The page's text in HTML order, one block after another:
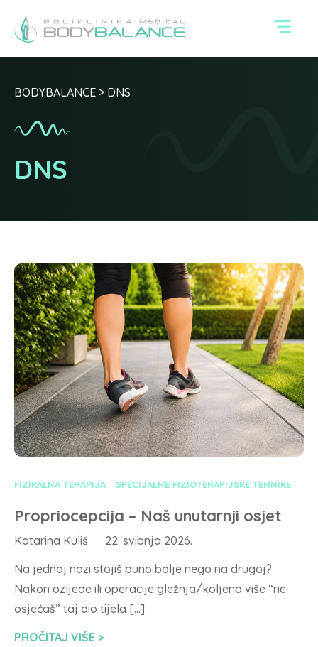
DNS
BODYBALANCE > DNS
FIZIKALNA TERAPIJA SPECIJALNE FIZIOTERAPIJSKE TEHNIKE
Propriocepcija – Naš unutarnji osjet
Katarina Kuliš
22. svibnja 2026.
Na jednoj nozi stojiš puno bolje nego na drugoj?
Nakon ozljede ili operacije gležnja/koljena više “ne
osjećaš” taj dio tijela […]
PROČITAJ VIŠE